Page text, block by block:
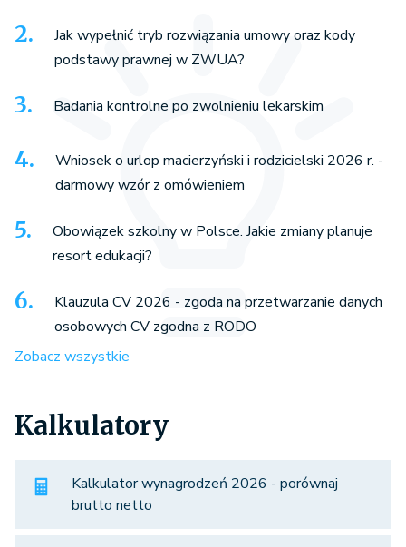
Jak wypełnić tryb rozwiązania umowy oraz kody
podstawy prawnej w ZWUA?
Badania kontrolne po zwolnieniu lekarskim
Wniosek o urlop macierzyński i rodzicielski 2026 r. -
darmowy wzór z omówieniem
Obowiązek szkolny w Polsce. Jakie zmiany planuje
resort edukacji?
Klauzula CV 2026 - zgoda na przetwarzanie danych
osobowych CV zgodna z RODO
Zobacz wszystkie
Kalkulatory
Kalkulator wynagrodzeń 2026 - porównaj
brutto netto